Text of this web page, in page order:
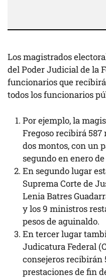
Los magistrados
del Poder Judicial de la
funcionarios que
todos los funcionarios
Por ejemplo, la
Fregoso recibirá
dos montos, con un
segundo en enero de
En segundo lugar
Suprema Corte de
Lenia Batres
y los 9 ministros
pesos de aguinaldo.
En tercer lugar
Judicatura Federal
consejeros recibirán
prestaciones de fin